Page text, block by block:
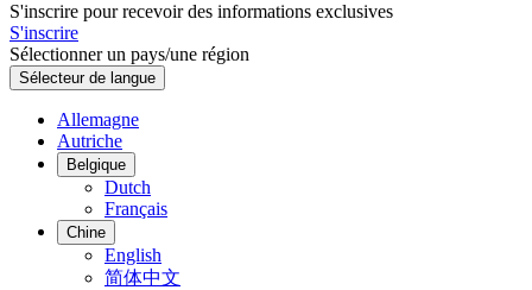
S'inscrire pour recevoir des informations exclusives
S'inscrire
Sélectionner un pays/une région
Sélecteur de langue
Allemagne
Autriche
Belgique
Dutch
Français
Chine
English
简体中文